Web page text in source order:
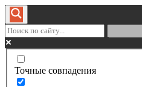
Точные совпадения